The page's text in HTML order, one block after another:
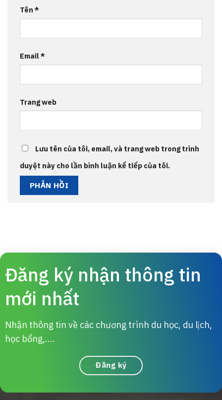
Tên *
Email*
Trang web
Lưu tên của tôi, email, và trang web trong trình
duyệt này cho lần bình luận kế tiếp của tôi.
Đăng ký nhận thông tin
mới nhất
Nhận thông tin về các chương trình du học, du lịch,
học bổng,....
Đăng ký